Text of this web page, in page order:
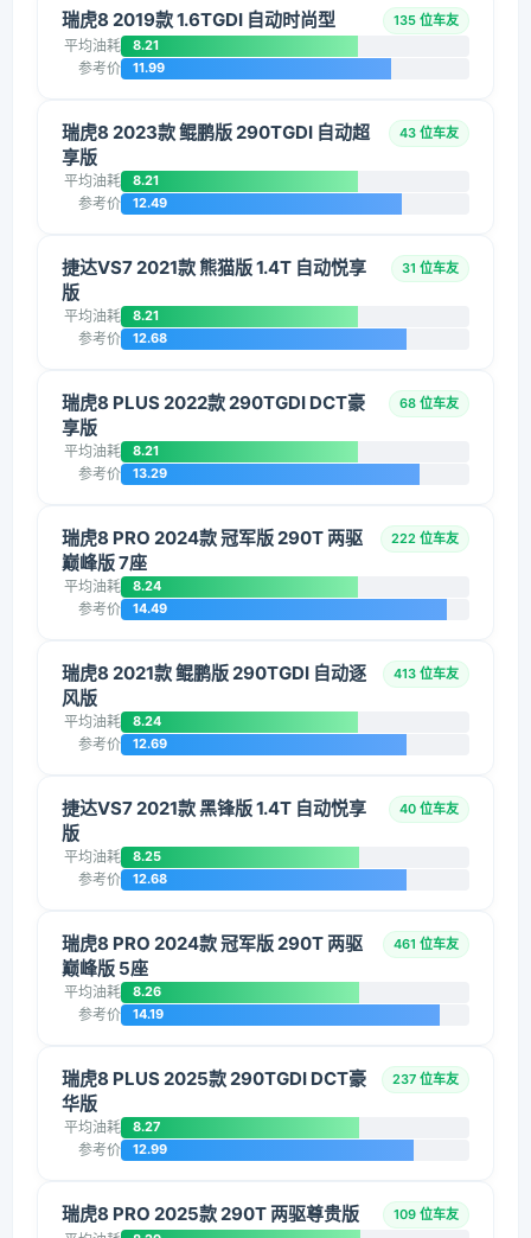
瑞虎8 2019款 1.6TGDI 自动时尚型 135 位车友
平均油耗 8.21
参考价 11.99
瑞虎8 2023款 鲲鹏版 290TGDI 自动超
享版
43 位车友
平均油耗 8.21
参考价 12.49
捷达VS7 2021款 熊猫版 1.4T 自动悦享
版
31 位车友
平均油耗 8.21
参考价 12.68
瑞虎8 PLUS 2022款 290TGDI DCT豪
享版
68 位车友
平均油耗 8.21
参考价 13.29
瑞虎8 PRO 2024款 冠军版 290T 两驱
巅峰版 7座
222 位车友
平均油耗 8.24
参考价 14.49
瑞虎8 2021款 鲲鹏版 290TGDI 自动逐
风版
413 位车友
平均油耗 8.24
参考价 12.69
捷达VS7 2021款 黑锋版 1.4T 自动悦享
版
40 位车友
平均油耗 8.25
参考价 12.68
瑞虎8 PRO 2024款 冠军版 290T 两驱
巅峰版 5座
461 位车友
平均油耗 8.26
参考价 14.19
瑞虎8 PLUS 2025款 290TGDI DCT豪
华版
237 位车友
平均油耗 8.27
参考价 12.99
瑞虎8 PRO 2025款 290T 两驱尊贵版 109 位车友